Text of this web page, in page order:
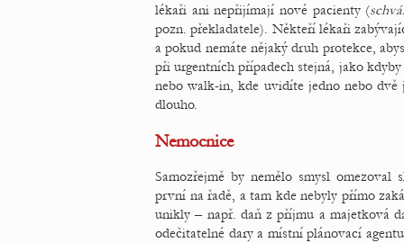
lékaři ani nepřijímají nové pacienty (
pozn. překladatele). Někteří lékaři
a pokud nemáte nějaký druh protekce,
při urgentních případech stejná, jako
nebo walk-in, kde uvidíte jedno nebo
dlouho.
Nemocnice
Samozřejmě by nemělo smysl omezoval
první na řadě, a tam kde nebyly přímo
unikly – např. daň z příjmu a majetková
odečitatelné dary a místní plánovací